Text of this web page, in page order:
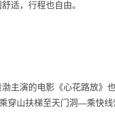
适，行程也自由。
主演的电影《心花路放》
穿山扶梯至天门洞—乘快